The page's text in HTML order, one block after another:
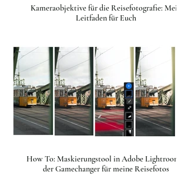
Kameraobjektive für die Reisefotografie: Mein
Leitfaden für Euch
How To: Maskierungstool in Adobe Lightroom -
der Gamechanger für meine Reisefotos